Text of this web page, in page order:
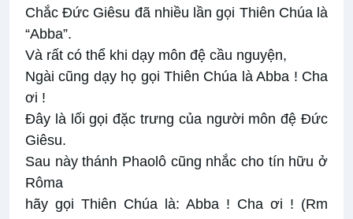
Chắc Đức Giêsu đã nhiều lần gọi Thiên Chúa là
“Abba”.
Và rất có thể khi dạy môn đệ cầu nguyện,
Ngài cũng dạy họ gọi Thiên Chúa là Abba ! Cha
ơi !
Đây là lối gọi đặc trưng của người môn đệ Đức
Giêsu.
Sau này thánh Phaolô cũng nhắc cho tín hữu ở
Rôma
hãy gọi Thiên Chúa là: Abba ! Cha ơi ! (Rm